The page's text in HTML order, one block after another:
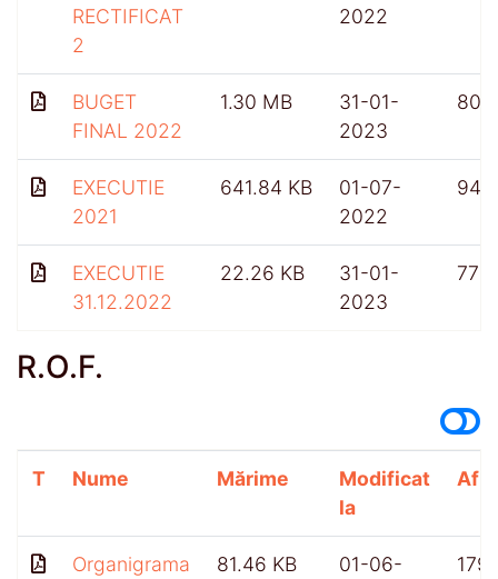
RECTIFICAT
2
2022
BUGET
FINAL 2022
1.30 MB
31-01-
2023
807
EXECUTIE
2021
641.84 KB
01-07-
2022
948
EXECUTIE
31.12.2022
22.26 KB
31-01-
2023
772
R.O.F.
T Nume Mărime
Modificat
la
Organigrama
81.46 KB
01-06-